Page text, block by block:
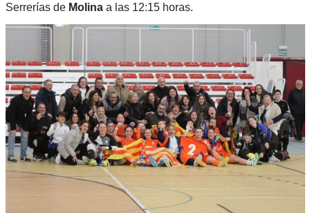
Serrerías de Molinaa las 12:15 horas.